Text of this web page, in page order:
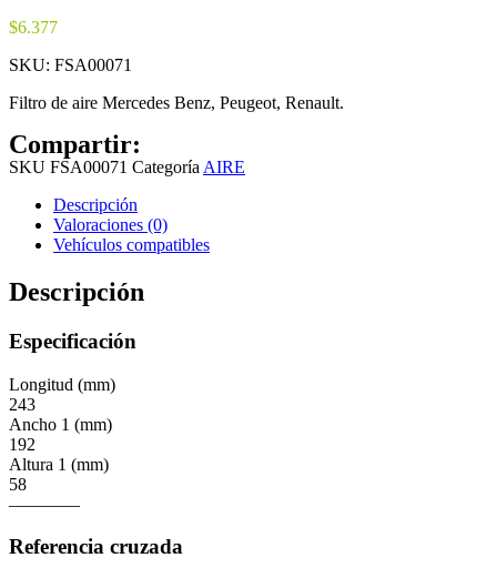
$6.377
SKU: FSA00071
Filtro de aire Mercedes Benz, Peugeot, Renault.
Compartir:
SKU FSA00071 Categoría AIRE
Descripción
Valoraciones (0)
Vehículos compatibles
Descripción
Especificación
Longitud (mm)
243
Ancho 1 (mm)
192
Altura 1 (mm)
58
————
Referencia cruzada